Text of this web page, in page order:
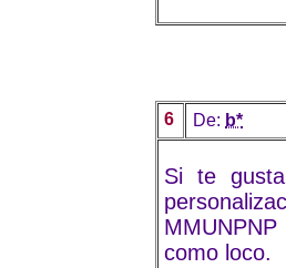
6 De: b*
Si te
como loco.